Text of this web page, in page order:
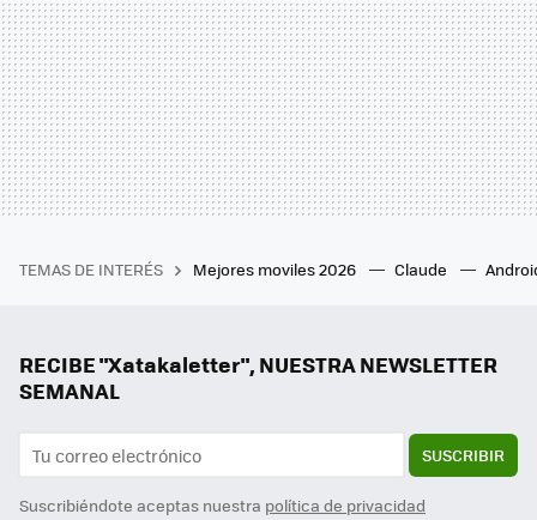
TEMAS DE INTERÉS Mejores moviles 2026 Claude
RECIBE "Xatakaletter", NUESTRA NEWSLETTER
SEMANAL
SUSCRIBIR
Suscribiéndote aceptas nuestra política de privacidad